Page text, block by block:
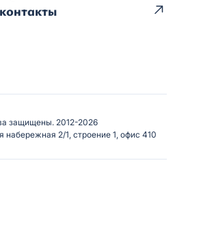
защищены. 2012-2026
2/1, строение 1, офис 410